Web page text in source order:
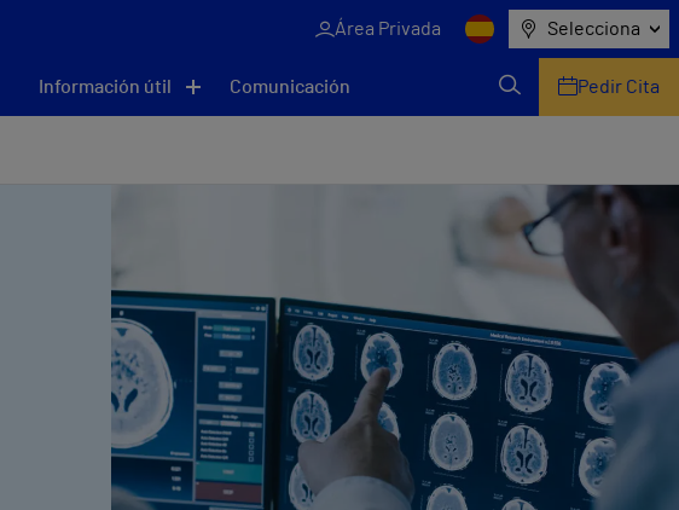
Área Privada Selecciona
Información útil Comunicación Pedir Cita